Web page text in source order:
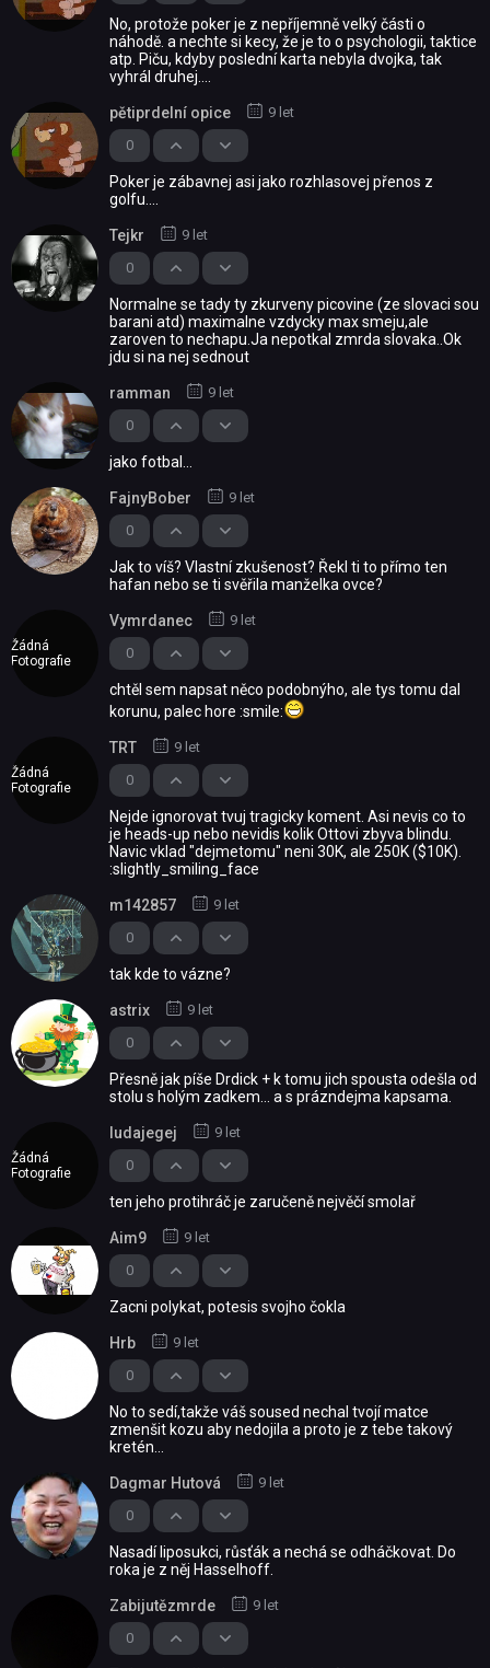
No, protože poker je z nepříjemně velký části o
náhodě. a nechte si kecy, že je to o psychologii, taktice
atp. Piču, kdyby poslední karta nebyla dvojka, tak
vyhrál druhej....
0
pětiprdelní opice 9 let
Poker je zábavnej asi jako rozhlasovej přenos z
golfu....
0
Tejkr 9 let
Normalne se tady ty zkurveny picovine (ze slovaci sou
barani atd) maximalne vzdycky max smeju,ale
zaroven to nechapu.Ja nepotkal zmrda slovaka..Ok
jdu si na nej sednout
0
ramman 9 let
jako fotbal...
0
FajnyBober 9 let
Jak to víš? Vlastní zkušenost? Řekl ti to přímo ten
hafan nebo se ti svěřila manželka ovce?
Žádná
Fotografie
0
Vymrdanec 9 let
chtěl sem napsat něco podobnýho, ale tys tomu dal
korunu, palec hore :smile:
Žádná
Fotografie
0
TRT 9 let
Nejde ignorovat tvuj tragicky koment. Asi nevis co to
je heads-up nebo nevidis kolik Ottovi zbyva blindu.
Navic vklad "dejmetomu" neni 30K, ale 250K ($10K).
:slightly_smiling_face
0
m142857 9 let
tak kde to vázne?
0
astrix 9 let
Přesně jak píše Drdick + k tomu jich spousta odešla od
stolu s holým zadkem... a s prázndejma kapsama.
Žádná
Fotografie
0
ludajegej 9 let
ten jeho protihráč je zaručeně nejvěčí smolař
0
Aim9 9 let
Zacni polykat, potesis svojho čokla
0
Hrb 9 let
No to sedí,takže váš soused nechal tvojí matce
zmenšit kozu aby nedojila a proto je z tebe takový
kretén...
0
Dagmar Hutová 9 let
Nasadí liposukci, růsťák a nechá se odháčkovat. Do
roka je z něj Hasselhoff.
0
Zabijutězmrde 9 let